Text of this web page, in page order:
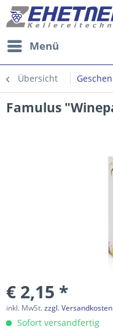
Menü
Übersicht
Famulus
€ 2,15 *
inkl. MwSt.zzgl. Versandkosten
Sofort versandfertig